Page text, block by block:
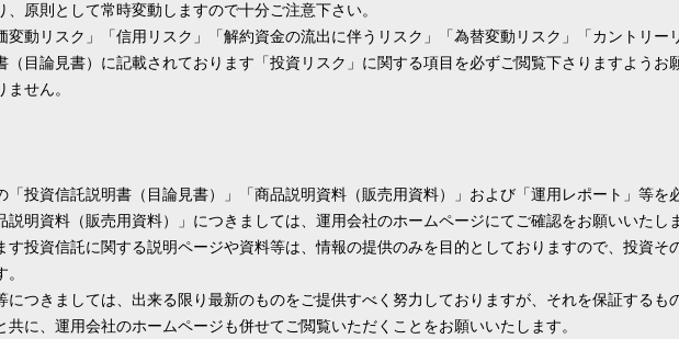
原則として常時変動しますので十分ご注意下さい。
動リスク」「信用リスク」「解約資金の流出に伴うリスク」「為替変動リスク」「カントリー
目論見書）に記載されております「投資リスク」に関する項目を必ずご閲覧下さりますようお
せん。
投資信託説明書（目論見書）」「商品説明資料（販売用資料）」および「運用レポート」等を
説明資料（販売用資料）」につきましては、運用会社のホームページにてご確認をお願いいたし
投資信託に関する説明ページや資料等は、情報の提供のみを目的としておりますので、投資そ
つきましては、出来る限り最新のものをご提供すべく努力しておりますが、それを保証するも
に、運用会社のホームページも併せてご閲覧いただくことをお願いいたします。